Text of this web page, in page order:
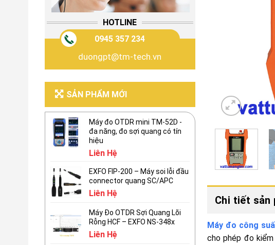
Chi tiết sản
Máy đo công
cho phép đo
HOTLINE
0945 357 234
duongpt@tm-tech.vn
SẢN PHẨM MỚI
Máy đo OTDR mini TM-52D -
đa năng, đo sợi quang có tín
hiệu
Liên Hệ
EXFO FIP-200 – Máy soi lỗi đầu
connector quang SC/APC
Liên Hệ
Máy Đo OTDR Sợi Quang Lõi
Rỗng HCF – EXFO NS-348x
Liên Hệ